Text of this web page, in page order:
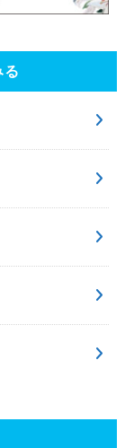
る